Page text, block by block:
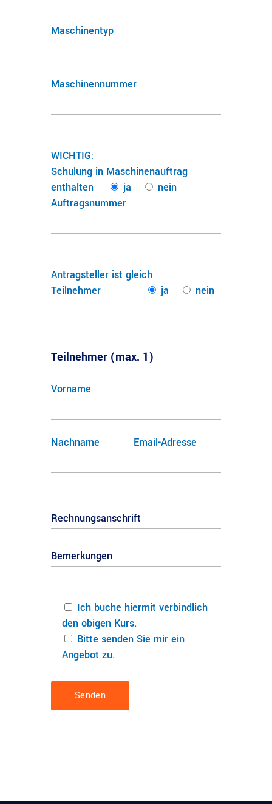
Maschinentyp
Maschinennummer
WICHTIG:
Schulung in Maschinenauftrag
enthalten
ja
nein
Auftragsnummer
Antragsteller ist gleich
Teilnehmer
ja nein
Teilnehmer (max. 1)
Vorname
Nachname Email-Adresse
Ich buche hiermit verbindlich
den obigen Kurs.
Bitte senden Sie mir ein
Angebot zu.
Senden